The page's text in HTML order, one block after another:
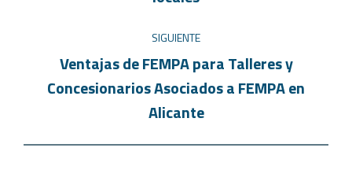
SIGUIENTE
Ventajas de FEMPA para Talleres y
Concesionarios Asociados a FEMPA en
Alicante